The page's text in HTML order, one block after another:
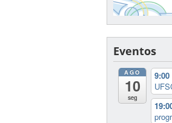
Eventos
AGO
10
seg
9:00